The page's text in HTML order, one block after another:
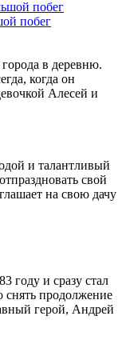
побег
в деревню.
когда он
Алесей и
и талантливый
свой
на свою дачу
году и сразу стал
продолжение
герой, Андрей